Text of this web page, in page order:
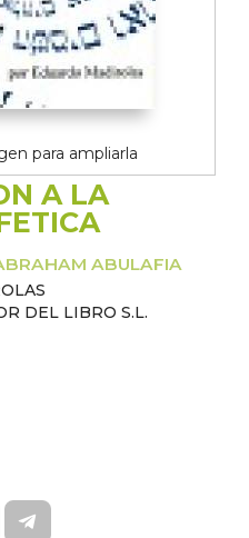
para ampliarla
A LA
ABULAFIA
DEL LIBRO S.L.